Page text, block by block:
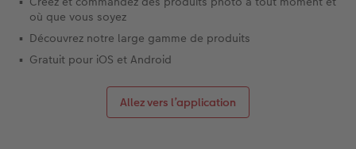
où que vous soyez
Découvrez notre large gamme de produits
Gratuit pour iOS et Android
Allez vers l’application